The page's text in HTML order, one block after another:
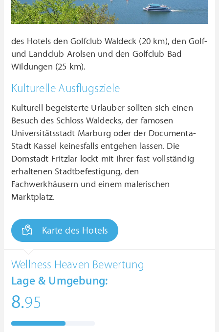
des Hotels den Golfclub Waldeck (20 km), den Golf-
und Landclub Arolsen und den Golfclub Bad
Wildungen (25 km).
Kulturelle Ausflugsziele
Kulturell begeisterte Urlauber sollten sich einen
Besuch des Schloss Waldecks, der famosen
Universitätsstadt Marburg oder der Documenta-
Stadt Kassel keinesfalls entgehen lassen. Die
Domstadt Fritzlar lockt mit ihrer fast vollständig
erhaltenen Stadtbefestigung, den
Fachwerkhäusern und einem malerischen
Marktplatz.
Karte des Hotels
Wellness Heaven Bewertung
Lage & Umgebung:
8.95